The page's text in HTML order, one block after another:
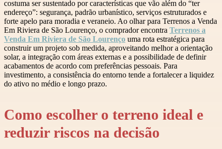
costuma ser sustentado por características que vão além do “ter
endereço”: segurança, padrão urbanístico, serviços estruturados e
forte apelo para moradia e veraneio. Ao olhar para Terrenos a Venda
Em Riviera de São Lourenço, o comprador encontra Terrenos a
Venda Em Riviera de São Lourenço uma rota estratégica para
construir um projeto sob medida, aproveitando melhor a orientação
solar, a integração com áreas externas e a possibilidade de definir
acabamentos de acordo com preferências pessoais. Para
investimento, a consistência do entorno tende a fortalecer a liquidez
do ativo no médio e longo prazo.
Como escolher o terreno ideal e
reduzir riscos na decisão